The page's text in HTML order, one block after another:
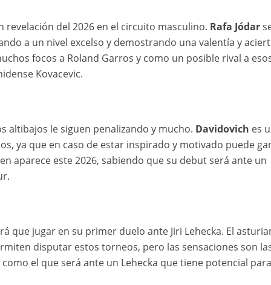
del 2026 en el circuito masculino. Rafa Jódar
a un nivel excelso y demostrando una valentía y
focos a Roland Garros y como un posible rival a
Kovacevic.
altibajos le siguen penalizando y mucho. Davidovich es
ya que en caso de estar inspirado y motivado puede
aparece este 2026, sabiendo que su debut será ante un
que jugar en su primer duelo ante Jiri Lehecka. El
disputar estos torneos, pero las sensaciones son
el que será ante un Lehecka que tiene potencial para